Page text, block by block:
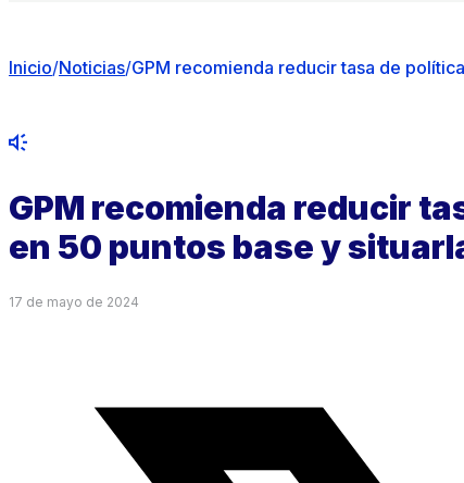
Inicio/Noticias/GPM recomienda reducir tasa de
GPM recomienda reducir
en 50 puntos base y
17 de mayo de 2024